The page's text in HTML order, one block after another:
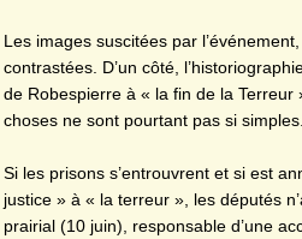
Les images suscitées par
contrastées. D’un côté,
de Robespierre à « la fin de la
choses ne sont pourtant pas si simples.
Si les prisons s’entrouvrent et si est
justice » à « la terreur », les députés
prairial (10 juin), responsable d’une